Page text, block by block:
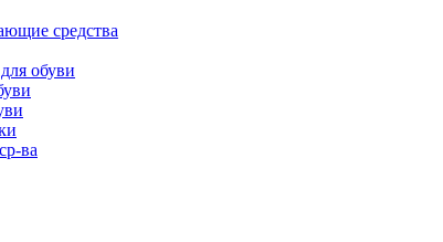
средства
обуви
ва